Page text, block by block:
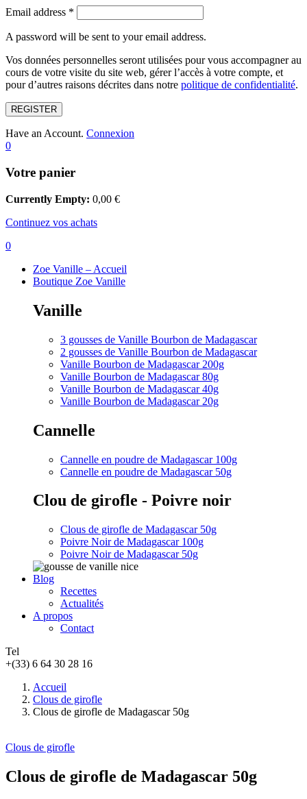
Email address *
A password will be sent to your email address.
Vos données personnelles seront utilisées pour vous accompagner au
cours de votre visite du site web, gérer l’accès à votre compte, et
pour d’autres raisons décrites dans notre politique de confidentialité.
REGISTER
Have an Account. Connexion
0
Votre panier
Currently Empty: 0,00 €
Continuez vos achats
0
Zoe Vanille – Accueil
Boutique Zoe Vanille
Vanille
3 gousses de Vanille Bourbon de Madagascar
2 gousses de Vanille Bourbon de Madagascar
Vanille Bourbon de Madagascar 200g
Vanille Bourbon de Madagascar 80g
Vanille Bourbon de Madagascar 40g
Vanille Bourbon de Madagascar 20g
Cannelle
Cannelle en poudre de Madagascar 100g
Cannelle en poudre de Madagascar 50g
Clou de girofle - Poivre noir
Clous de girofle de Madagascar 50g
Poivre Noir de Madagascar 100g
Poivre Noir de Madagascar 50g
Blog
Recettes
Actualités
A propos
Contact
Tel
+(33) 6 64 30 28 16
Accueil
Clous de girofle
Clous de girofle de Madagascar 50g
Clous de girofle
Clous de girofle de Madagascar 50g